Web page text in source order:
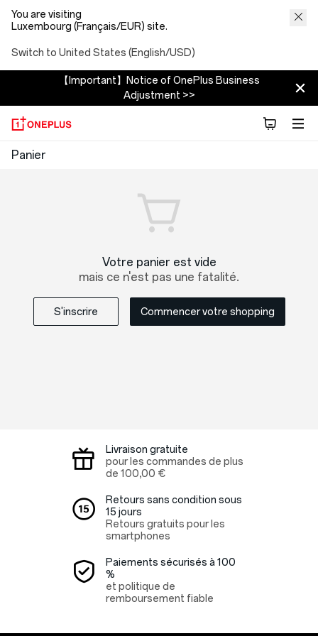
You are visiting
Luxembourg (Français/EUR) site.
Switch to United States (English/USD)
【Important】Notice of OnePlus Business
Adjustment >>
OnePlus
Panier
Votre panier est vide
mais ce n'est pas une fatalité.
S'inscrire Commencer votre shopping
Livraison gratuite
pour les commandes de plus
de 100,00 €
Retours sans condition sous
15 jours
Retours gratuits pour les
smartphones
Paiements sécurisés à 100
%
et politique de
remboursement fiable